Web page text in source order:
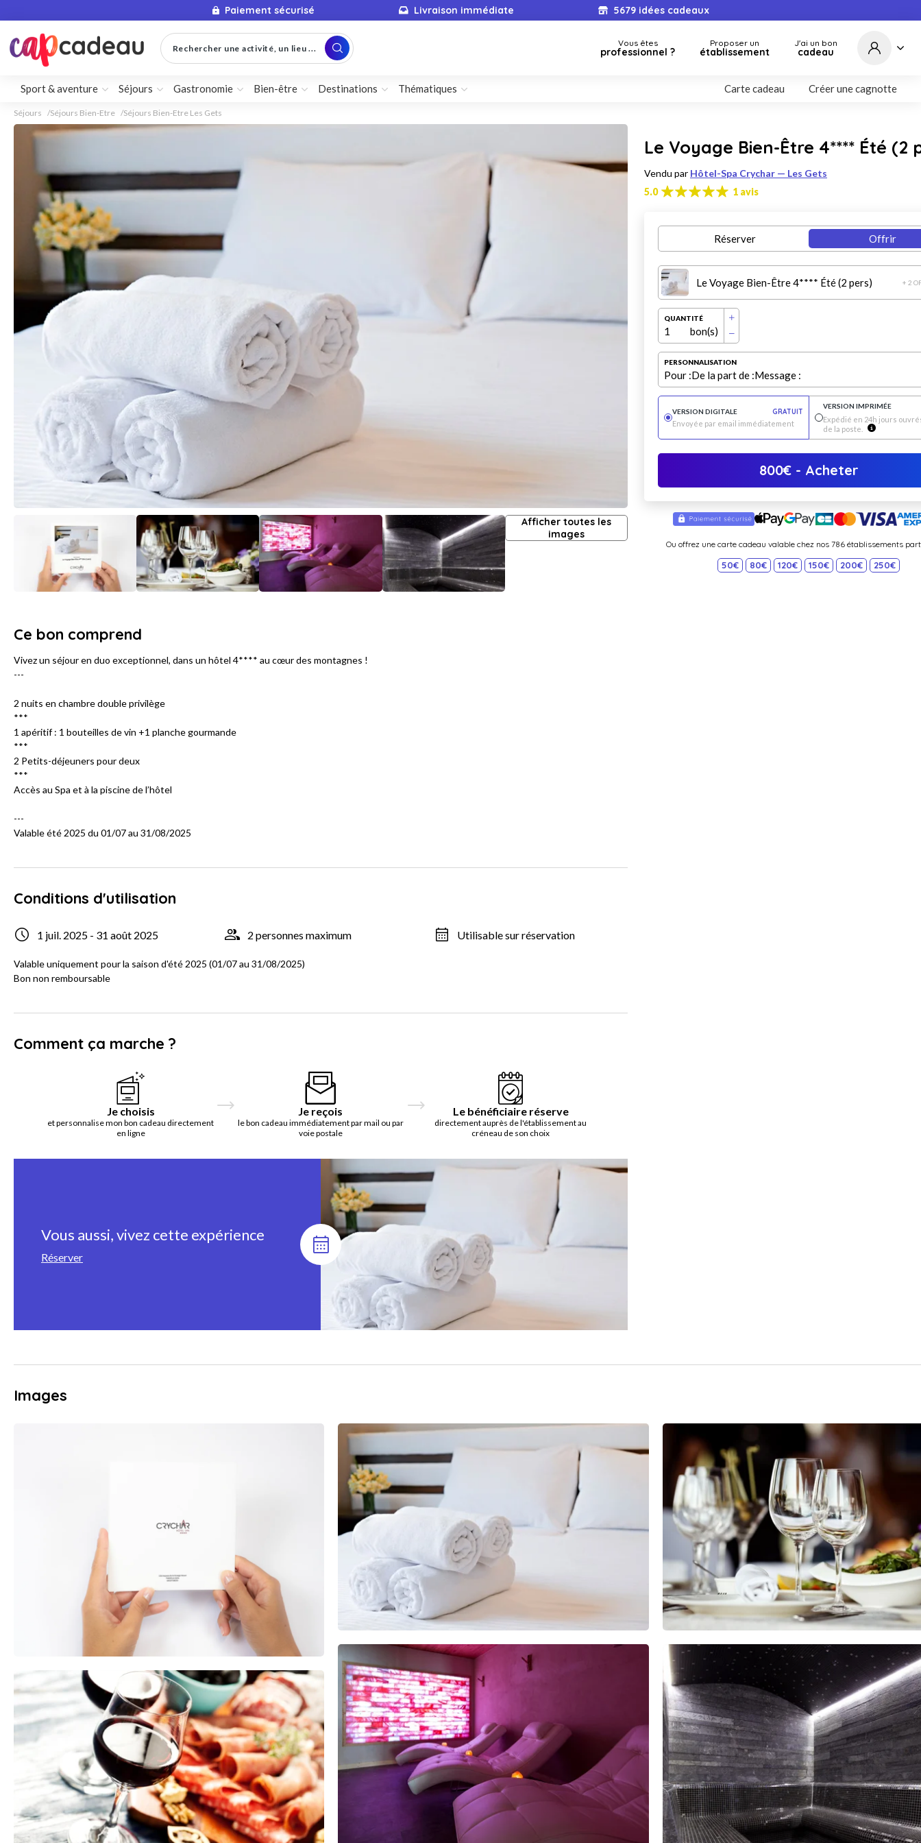
Paiement sécurisé Livraison immédiate 5679 idées cadeaux
Rechercher une activité, un lieu ... Vous êtes
professionnel ?
Proposer un
établissement
J'ai un bon
cadeau
Sport & aventure Séjours Gastronomie Bien-être Destinations Thématiques Carte cadeau Créer une cagnotte
Séjours Séjours Bien-Etre Séjours Bien-Etre Les Gets
Afficher toutes les
images
Le Voyage Bien-Être 4**** Été (2
Vendu par Hôtel-Spa Crychar — Les Gets
5.0
1 avis
Réserver Offrir
Le Voyage Bien-Être 4**** Été (2 pers) + 2
QUANTITÉ
1 bon(s)
PERSONNALISATION
Pour :De la part de :Message :
VERSION DIGITALE
GRATUIT
Envoyée par email immédiatement
VERSION IMPRIMÉE
Expédié en 24h jours
de la poste.
800€- Acheter
Ou offrez une carte cadeau valable chez nos 786 établissements
50€ 80€ 120€ 150€ 200€ 250€
Ce bon comprend
Vivez un séjour en duo exceptionnel, dans un hôtel 4**** au cœur des montagnes !
---
2 nuits en chambre double privilège
***
1 apéritif : 1 bouteilles de vin +1 planche gourmande
***
2 Petits-déjeuners pour deux
***
Accès au Spa et à la piscine de l’hôtel
---
Valable été 2025 du 01/07 au 31/08/2025
Conditions d'utilisation
1 juil. 2025 - 31 août 2025 2 personnes maximum Utilisable sur réservation
Valable uniquement pour la saison d'été 2025 (01/07 au 31/08/2025)
Bon non remboursable
Comment ça marche ?
Je choisis
et personnalise mon bon cadeau directement
en ligne
Je reçois
le bon cadeau immédiatement par mail ou par
voie postale
Le bénéficiaire réserve
directement auprès de l'établissement au
créneau de son choix
Vous aussi, vivez cette expérience
Réserver
Images